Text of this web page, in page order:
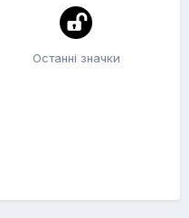
Останні значки